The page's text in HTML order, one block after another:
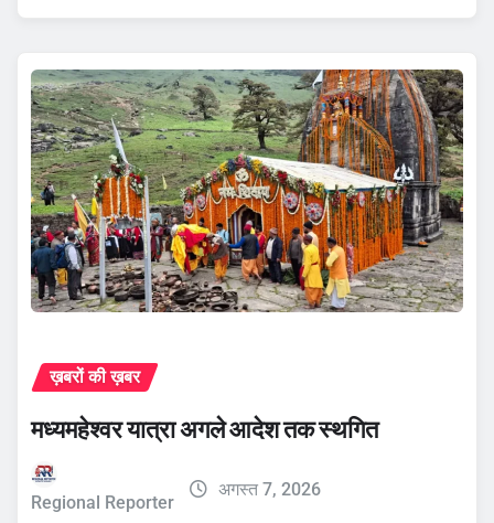
ख़बरों की ख़बर
मध्यमहेश्वर यात्रा अगले आदेश तक स्थगित
Regional Reporter
अगस्त 7, 2026